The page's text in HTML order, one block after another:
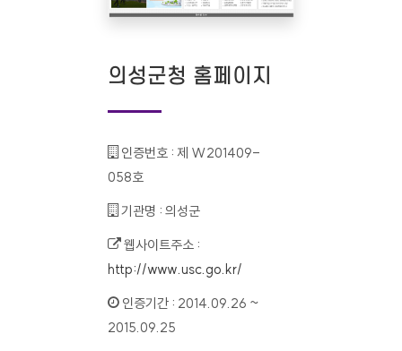
의성군청 홈페이지
인증번호 : 제 W201409-
058호
기관명 : 의성군
웹사이트주소 :
http://www.usc.go.kr/
인증기간 : 2014.09.26 ~
2015.09.25